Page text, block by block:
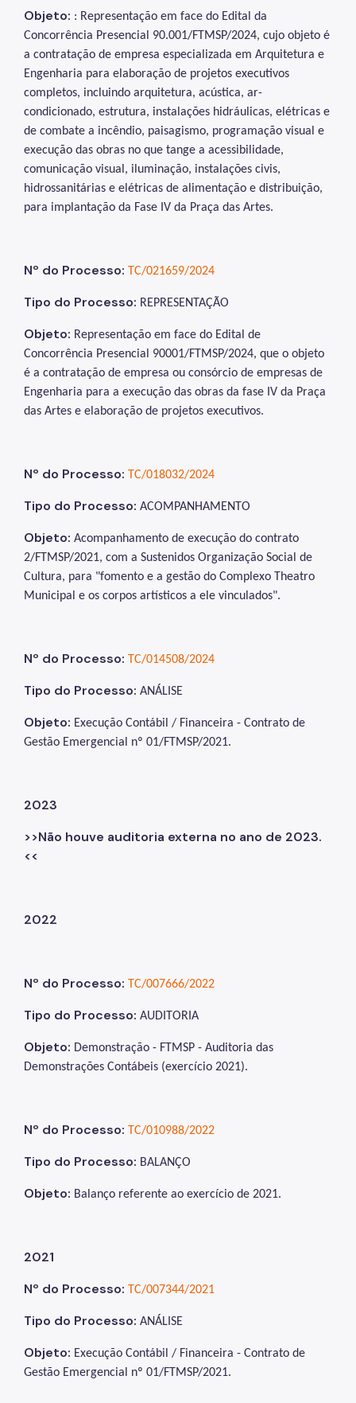
Objeto: : Representação em face do Edital da
Concorrência Presencial 90.001/FTMSP/2024, cujo objeto é
a contratação de empresa especializada em Arquitetura e
Engenharia para elaboração de projetos executivos
completos, incluindo arquitetura, acústica, ar-
condicionado, estrutura, instalações hidráulicas, elétricas e
de combate a incêndio, paisagismo, programação visual e
execução das obras no que tange a acessibilidade,
comunicação visual, iluminação, instalações civis,
hidrossanitárias e elétricas de alimentação e distribuição,
para implantação da Fase IV da Praça das Artes.
Nº do Processo: TC/021659/2024
Tipo do Processo: REPRESENTAÇÃO
Objeto: Representação em face do Edital de
Concorrência Presencial 90001/FTMSP/2024, que o objeto
é a contratação de empresa ou consórcio de empresas de
Engenharia para a execução das obras da fase IV da Praça
das Artes e elaboração de projetos executivos.
Nº do Processo: TC/018032/2024
Tipo do Processo: ACOMPANHAMENTO
Objeto: Acompanhamento de execução do contrato
2/FTMSP/2021, com a Sustenidos Organização Social de
Cultura, para "fomento e a gestão do Complexo Theatro
Municipal e os corpos artísticos a ele vinculados".
Nº do Processo: TC/014508/2024
Tipo do Processo: ANÁLISE
Objeto: Execução Contábil / Financeira - Contrato de
Gestão Emergencial nº 01/FTMSP/2021.
2023
>>Não houve auditoria externa no ano de 2023.
<<
2022
Nº do Processo: TC/007666/2022
Tipo do Processo: AUDITORIA
Objeto: Demonstração - FTMSP - Auditoria das
Demonstrações Contábeis (exercício 2021).
Nº do Processo: TC/010988/2022
Tipo do Processo: BALANÇO
Objeto: Balanço referente ao exercício de 2021.
2021
Nº do Processo: TC/007344/2021
Tipo do Processo: ANÁLISE
Objeto: Execução Contábil / Financeira - Contrato de
Gestão Emergencial nº 01/FTMSP/2021.